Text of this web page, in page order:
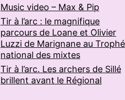
Music video – Max & Pip
Tir à l’arc : le magnifique
parcours de Loane et Olivier
Luzzi de Marignane au
national des mixtes
Tir à l’arc. Les archers de Sillé
brillent avant le Régional